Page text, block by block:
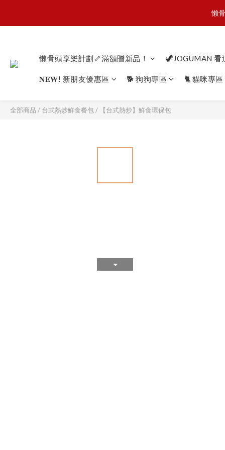
懶
懶
懶骨頭享樂計劃🦴滿額贈新品！ 🦖JOGUMAN 看
𝐍𝐄𝐖! 新朋友優惠區 🐕 狗狗專區 🐈 貓咪專區
全部商品 / 台式熱炒鮮食餐包/ 【台式熱炒】鮮食環保包